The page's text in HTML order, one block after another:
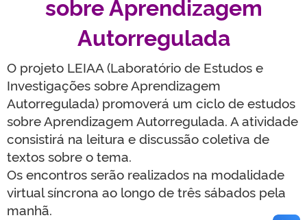
sobre Aprendizagem
Autorregulada
O projeto LEIAA (Laboratório de Estudos e
Investigações sobre Aprendizagem
Autorregulada) promoverá um ciclo de estudos
sobre Aprendizagem Autorregulada. A atividade
consistirá na leitura e discussão coletiva de
textos sobre o tema.
Os encontros serão realizados na modalidade
virtual síncrona ao longo de três sábados pela
manhã.